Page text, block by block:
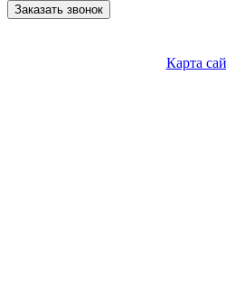
Заказать звонок
Карта